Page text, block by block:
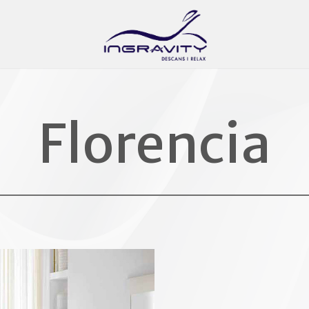
Florencia